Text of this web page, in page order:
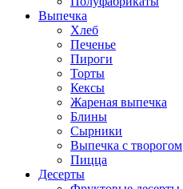
Выпечка
Хлеб
Печенье
Пироги
Торты
Кексы
Жареная выпечка
Блины
Сырники
Выпечка с творогом
Пицца
Десерты